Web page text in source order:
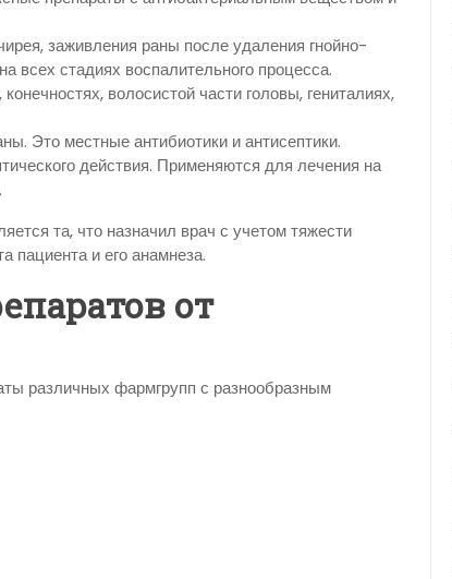
заживления раны после удаления гнойно-
всех стадиях воспалительного процесса.
волосистой части головы, гениталиях,
Это местные антибиотики и антисептики.
действия. Применяются для лечения на
та, что назначил врач с учетом тяжести
пациента и его анамнеза.
от
различных фармгрупп с разнообразным